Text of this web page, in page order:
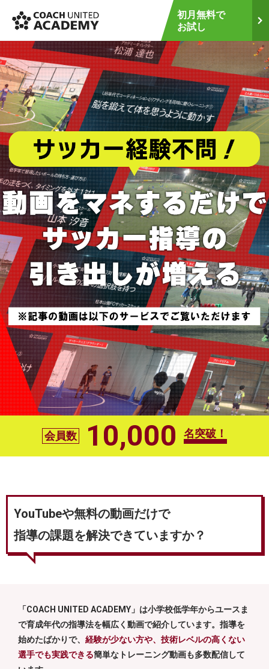
ー指導者のためのオンラインセミ
ナー
初月無料で
お試し
会員数 10,000 名突破！
YouTubeや無料の動画だけで
指導の課題を解決できていますか？
「COACH UNITED ACADEMY」は小学校低学年からユースま
で育成年代の指導法を幅広く動画で紹介しています。指導を
始めたばかりで、 経験が少ない方や、技術レベルの高くない
選手でも実践できる簡単なトレーニング動画も多数配信して